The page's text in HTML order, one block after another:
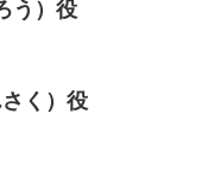
う）役
く）役